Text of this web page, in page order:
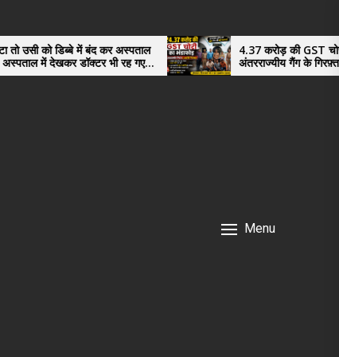
अस्पताल
रह गए
4.37 करोड़ की GST चोरी का भंडाफोड़,
अंतरराज्यीय गैंग के गिरफ़्तार तीनो आरोपी ऊधमसिंह
नगर के, साइबर ठगी छोड़ अपनाया नया तरी
Menu